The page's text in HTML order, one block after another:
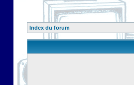
Index du forum